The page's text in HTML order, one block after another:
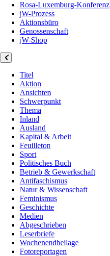
Rosa-Luxemburg-Konferenz
jW-Prozess
Aktionsbüro
Genossenschaft
jW-Shop
Titel
Aktion
Ansichten
Schwerpunkt
Thema
Inland
Ausland
Kapital & Arbeit
Feuilleton
Sport
Politisches Buch
Betrieb & Gewerkschaft
Antifaschismus
Natur & Wissenschaft
Feminismus
Geschichte
Medien
Abgeschrieben
Leserbriefe
Wochenendbeilage
Fotoreportagen